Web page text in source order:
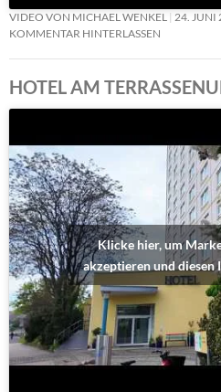
VIDEO VON MICHAEL WENKEL 24. JUNI
KOMMENTAR HINTERLASSEN
HOTEL AM
Klicke hier, um
akzeptieren und diesen